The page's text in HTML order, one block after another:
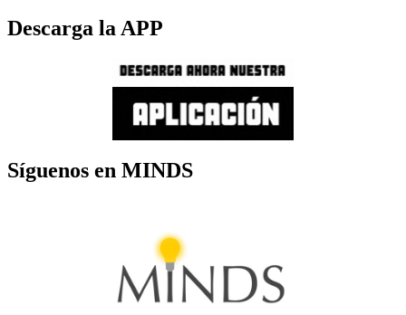
Descarga la APP
Síguenos en MINDS